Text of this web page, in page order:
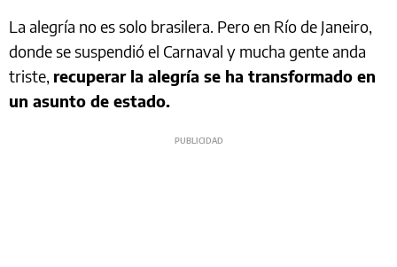
La alegría no es solo brasilera. Pero en Río de Janeiro,
donde se suspendió el Carnaval y mucha gente anda
triste, recuperar la alegría se ha transformado en
un asunto de estado.